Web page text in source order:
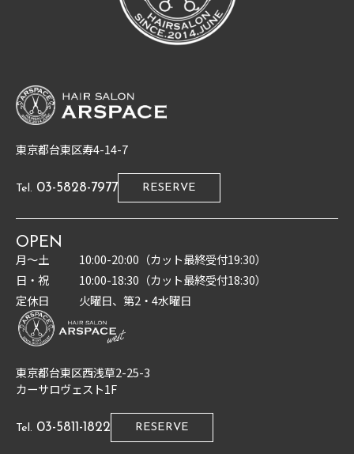
東京都台東区寿4-14-7
Tel. 03-5828-7977 RESERVE
OPEN
月〜土
10:00-20:00（カット最終受付19:30）
日・祝
10:00-18:30（カット最終受付18:30）
定休日
火曜日、第2・4水曜日
東京都台東区西浅草2-25-3
カーサロヴェスト1F
Tel. 03-5811-1822 RESERVE